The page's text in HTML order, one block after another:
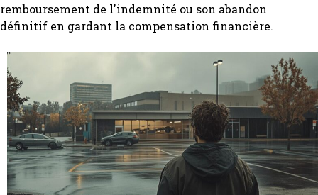
remboursement de l'indemnité ou son abandon
définitif en gardant la compensation financière.